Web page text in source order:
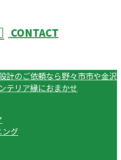
CONTACT
ング